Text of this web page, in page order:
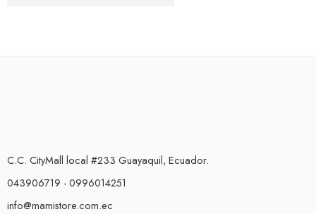
C.C. CityMall local #233 Guayaquil, Ecuador.
043906719 - 0996014251
info@mamistore.com.ec